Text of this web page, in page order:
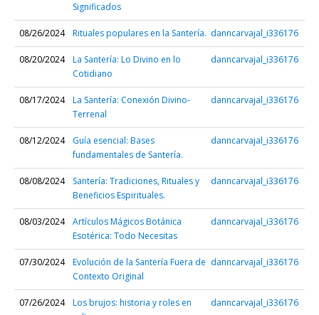
Significados
08/26/2024 Rituales populares en la Santería. danncarvajal_i336176
08/20/2024
La Santería: Lo Divino en lo
Cotidiano
danncarvajal_i336176
08/17/2024
La Santería: Conexión Divino-
Terrenal
danncarvajal_i336176
08/12/2024
Guía esencial: Bases
fundamentales de Santería.
danncarvajal_i336176
08/08/2024
Santería: Tradiciones, Rituales y
Beneficios Espirituales.
danncarvajal_i336176
08/03/2024
Artículos Mágicos Botánica
Esotérica: Todo Necesitas
danncarvajal_i336176
07/30/2024
Evolución de la Santería Fuera de
Contexto Original
danncarvajal_i336176
07/26/2024
Los brujos: historia y roles en
danncarvajal_i336176